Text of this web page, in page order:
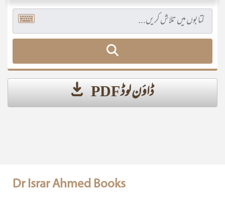
ڈاؤن لوڈ PDF
Dr Israr Ahmed Books